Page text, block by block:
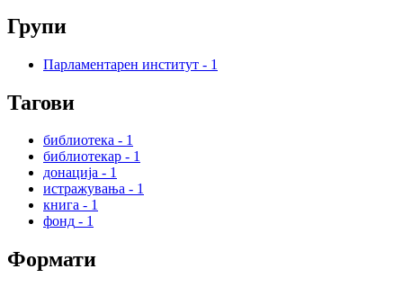
Групи
Парламентарен институт - 1
Тагови
библиотека - 1
библиотекар - 1
донација - 1
истражувања - 1
книга - 1
фонд - 1
Формати